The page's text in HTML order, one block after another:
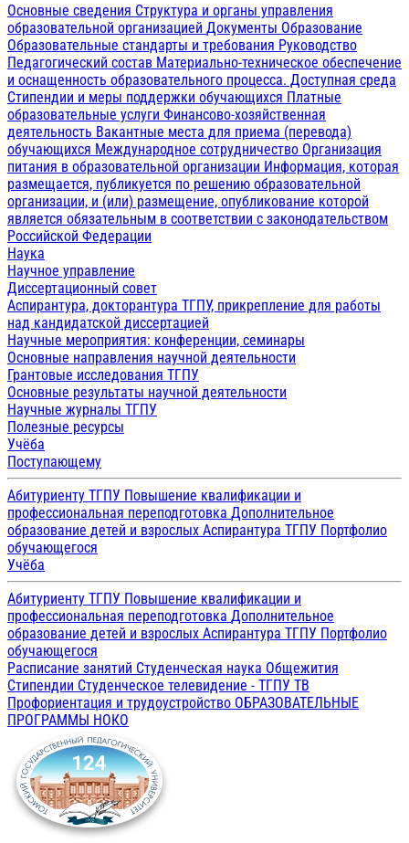
Основные сведения Структура и органы управления
образовательной организацией Документы Образование
Образовательные стандарты и требования Руководство
Педагогический состав Материально-техническое обеспечение
и оснащенность образовательного процесса. Доступная среда
Стипендии и меры поддержки обучающихся Платные
образовательные услуги Финансово-хозяйственная
деятельность Вакантные места для приема (перевода)
обучающихся Международное сотрудничество Организация
питания в образовательной организации Информация, которая
размещается, публикуется по решению образовательной
организации, и (или) размещение, опубликование которой
является обязательным в соответствии с законодательством
Российской Федерации
Наука
Научное управление
Диссертационный совет
Аспирантура, докторантура ТГПУ, прикрепление для работы
над кандидатской диссертацией
Научные мероприятия: конференции, семинары
Основные направления научной деятельности
Грантовые исследования ТГПУ
Основные результаты научной деятельности
Научные журналы ТГПУ
Полезные ресурсы
Учёба
Поступающему
Абитуриенту ТГПУ Повышение квалификации и
профессиональная переподготовка Дополнительное
образование детей и взрослых Аспирантура ТГПУ Портфолио
обучающегося
Учёба
Абитуриенту ТГПУ Повышение квалификации и
профессиональная переподготовка Дополнительное
образование детей и взрослых Аспирантура ТГПУ Портфолио
обучающегося
Расписание занятий Студенческая наука Общежития
Стипендии Студенческое телевидение - ТГПУ ТВ
Профориентация и трудоустройство ОБРАЗОВАТЕЛЬНЫЕ
ПРОГРАММЫ НОКО